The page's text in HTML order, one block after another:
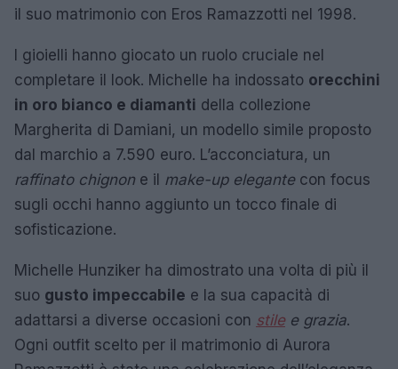
il suo matrimonio con Eros Ramazzotti nel 1998.
I gioielli hanno giocato un ruolo cruciale nel
completare il look. Michelle ha indossato orecchini
in oro bianco e diamanti della collezione
Margherita di Damiani, un modello simile proposto
dal marchio a 7.590 euro. L’acconciatura, un
raffinato chignon e il make-up elegantecon focus
sugli occhi hanno aggiunto un tocco finale di
sofisticazione.
Michelle Hunziker ha dimostrato una volta di più il
suo gusto impeccabile e la sua capacità di
adattarsi a diverse occasioni con stilee grazia.
Ogni outfit scelto per il matrimonio di Aurora